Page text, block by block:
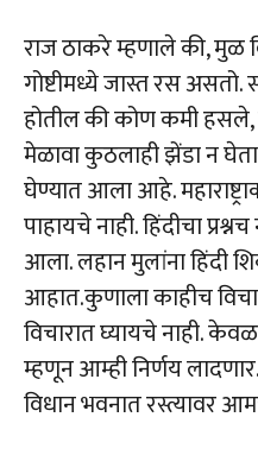
राज ठाकरे म्हणाले की, मुळ
गोष्टीमध्ये जास्त रस
होतील की कोण कमी
मेळावा कुठलाही झेंडा न
घेण्यात आला आहे.
पाहायचे नाही. हिंदीचा
आला. लहान मुलांना हिंदी
आहात.कुणाला काहीच
विचारात घ्यायचे नाही.
म्हणून आम्ही निर्णय
विधान भवनात रस्त्यावर